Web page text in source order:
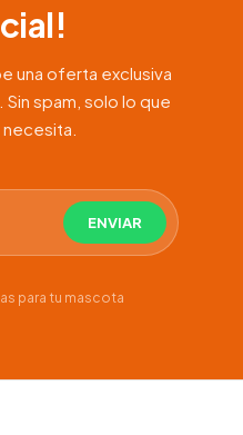
una oferta exclusiva
spam, solo lo que
para tu mascota